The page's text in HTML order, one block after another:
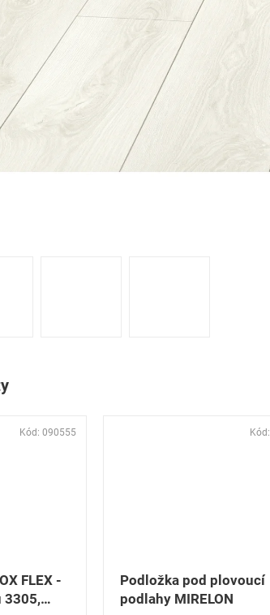
FLEX -
3305,
Kód: 090555
Podložka pod plovoucí
podlahy MIRELON
Kód: